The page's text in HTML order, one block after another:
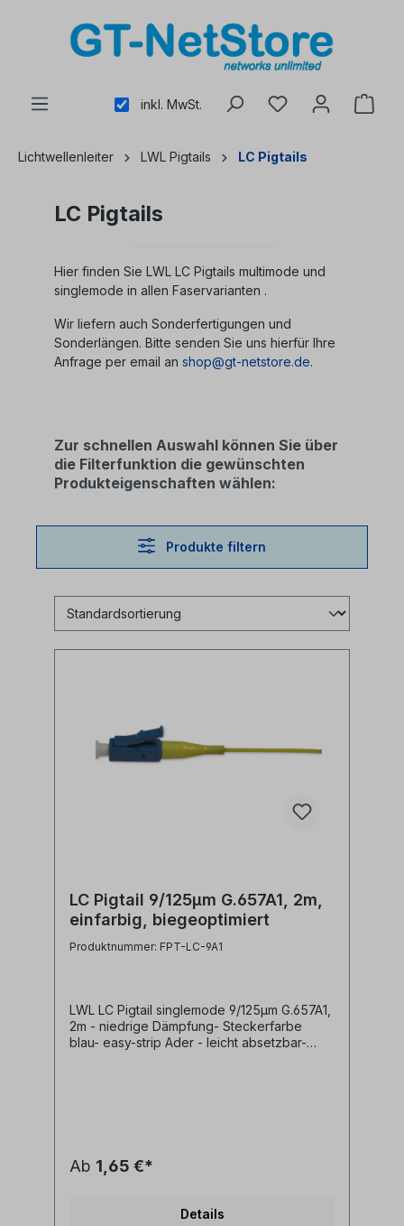
inkl. MwSt.
Lichtwellenleiter LWL Pigtails LC Pigtails
LC Pigtails
Hier finden Sie LWL LC Pigtails multimode und
singlemode in allen Faservarianten .
Wir liefern auch Sonderfertigungen und
Sonderlängen. Bitte senden Sie uns hierfür Ihre
Anfrage per email an shop@gt-netstore.de.
Zur schnellen Auswahl können Sie über
die Filterfunktion die gewünschten
Produkteigenschaften wählen:
Produkte filtern
LC Pigtail 9/125µm G.657A1, 2m,
einfarbig, biegeoptimiert
Produktnummer: FPT-LC-9A1
LWL LC Pigtail singlemode 9/125µm G.657A1,
2m - niedrige Dämpfung- Steckerfarbe
blau- easy-strip Ader - leicht absetzbar-
Ab 1,65 €*
Details